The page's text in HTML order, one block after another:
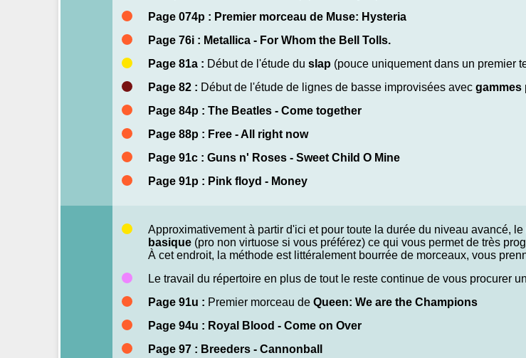
Page 074p : Premier morceau de Muse: Hysteria
Page 76i : Metallica - For Whom the Bell Tolls.
Page 81a : Début de l'étude du slap (pouce uniquement dans un premier
Page 82 : Début de l'étude de lignes de basse improvisées avec gammes
Page 84p : The Beatles - Come together
Page 88p : Free - All right now
Page 91c : Guns n' Roses - Sweet Child O Mine
Page 91p : Pink floyd - Money
Approximativement à partir d'ici et pour toute la durée du niveau avancé,
basique (pro non virtuose si vous préférez) ce qui vous permet de très
À cet endroit, la méthode est littéralement bourrée de morceaux, vous
Le travail du répertoire en plus de tout le reste continue de vous procurer
Page 91u : Premier morceau de Queen: We are the Champions
Page 94u : Royal Blood - Come on Over
Page 97 : Breeders - Cannonball